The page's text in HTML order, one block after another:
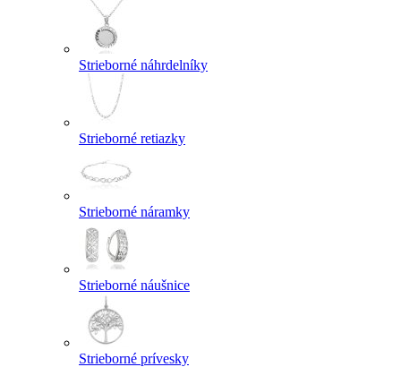
Strieborné náhrdelníky
Strieborné retiazky
Strieborné náramky
Strieborné náušnice
Strieborné prívesky